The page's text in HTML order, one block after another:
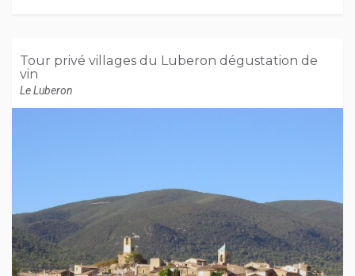
Tour privé villages du Luberon dégustation de
vin
Le Luberon